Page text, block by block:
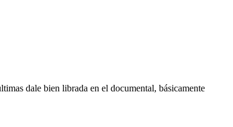
dale bien librada en el documental, básicamente